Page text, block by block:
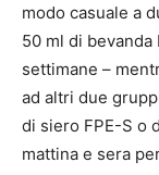
modo casuale a
50 ml di
settimane –
ad altri due
di siero FPE-S o
mattina e sera